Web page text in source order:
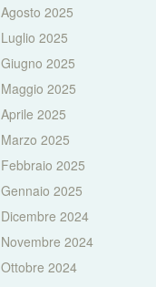
Agosto 2025
Luglio 2025
Giugno 2025
Maggio 2025
Aprile 2025
Marzo 2025
Febbraio 2025
Gennaio 2025
Dicembre 2024
Novembre 2024
Ottobre 2024